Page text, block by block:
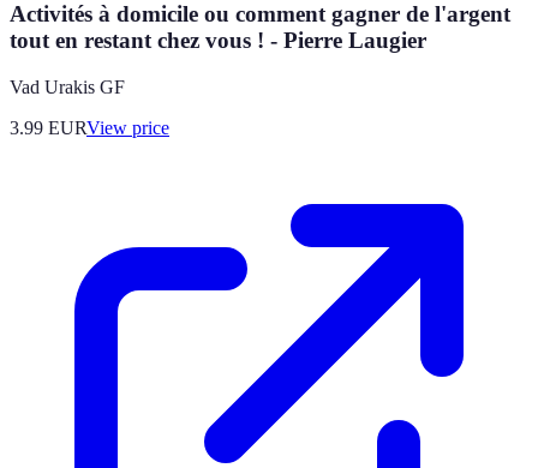
Activités à domicile ou comment gagner de l'argent
tout en restant chez vous ! - Pierre Laugier
Vad Urakis GF
3.99 EURView price